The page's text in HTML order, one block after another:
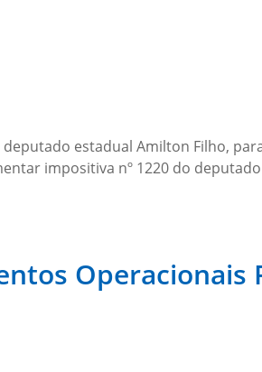
estadual Amilton Filho,
impositiva nº 1220 do
Operacionais